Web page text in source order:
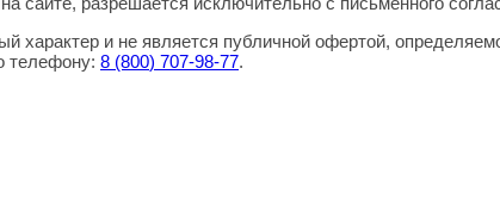
характер и не является публичной офертой,
телефону: 8 (800) 707-98-77.